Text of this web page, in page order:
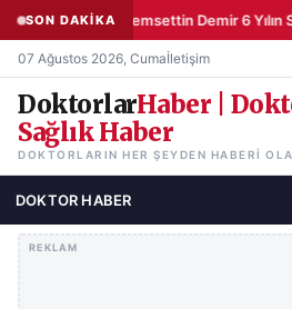
SON DAKİKA Şemsettin Demir 6 Yılın
07 Ağustos 2026, Cumaİletişim
DoktorlarHaber |
Sağlık Haber
DOKTORLARIN HER ŞEYDEN HABERI
DOKTOR HABER
REKLAM